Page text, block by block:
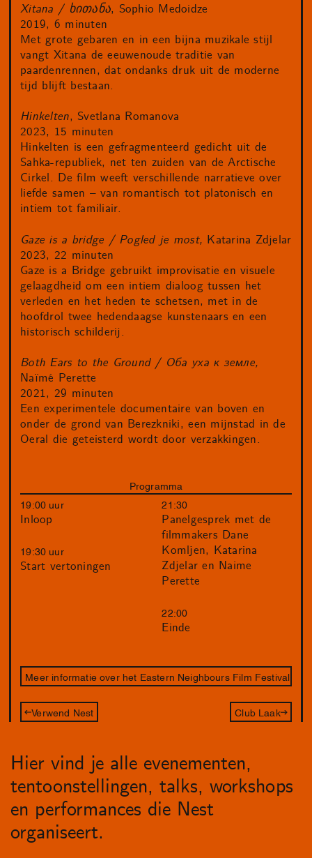
Xitana / ხითანა, Sophio Medoidze
2019, 6 minuten
Met grote gebaren en in een bijna muzikale stijl
vangt Xitana de eeuwenoude traditie van
paardenrennen, dat ondanks druk uit de moderne
tijd blijft bestaan.
Hinkelten, Svetlana Romanova
2023, 15 minuten
Hinkelten is een gefragmenteerd gedicht uit de
Sahka-republiek, net ten zuiden van de Arctische
Cirkel. De film weeft verschillende narratieve over
liefde samen – van romantisch tot platonisch en
intiem tot familiair.
Gaze is a bridge / Pogled je most, Katarina Zdjelar
2023, 22 minuten
Gaze is a Bridge gebruikt improvisatie en visuele
gelaagdheid om een intiem dialoog tussen het
verleden en het heden te schetsen, met in de
hoofdrol twee hedendaagse kunstenaars en een
historisch schilderij.
Both Ears to the Ground / Оба уха к земле,
Naïmé Perette
2021, 29 minuten
Een experimentele documentaire van boven en
onder de grond van Berezkniki, een mijnstad in de
Oeral die geteisterd wordt door verzakkingen.
Programma
19:00 uur
Inloop
19:30 uur
Start vertoningen
21:30
Panelgesprek met de
filmmakers Dane
Komljen, Katarina
Zdjelar en Naime
Perette
22:00
Einde
Meer informatie over het Eastern Neighbours Film Festival
Verwend Nest Club Laak
Hier vind je alle evenementen,
tentoonstellingen, talks, workshops
en performances die Nest
organiseert.